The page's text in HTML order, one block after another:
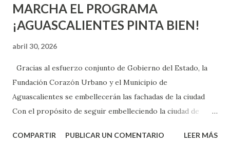
MARCHA EL PROGRAMA
¡AGUASCALIENTES PINTA BIEN!
abril 30, 2026
Gracias al esfuerzo conjunto de Gobierno del Estado, la
Fundación Corazón Urbano y el Municipio de
Aguascalientes se embellecerán las fachadas de la ciudad
Con el propósito de seguir embelleciendo la ciudad de
municipal, Leo Montañez dio inicio al programa
COMPARTIR PUBLICAR UN COMENTARIO LEER MÁS